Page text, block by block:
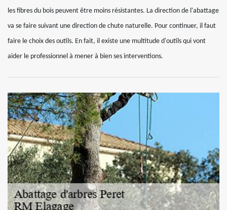
les fibres du bois peuvent être moins résistantes. La direction de l'abattage
va se faire suivant une direction de chute naturelle. Pour continuer, il faut
faire le choix des outils. En fait, il existe une multitude d'outils qui vont
aider le professionnel à mener à bien ses interventions.